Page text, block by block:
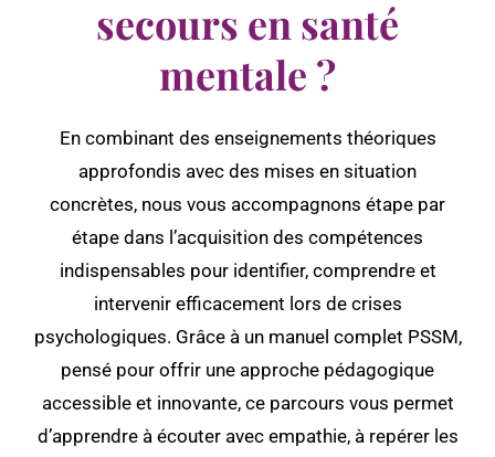
secours en santé
mentale ?
En combinant des enseignements théoriques
approfondis avec des mises en situation
concrètes, nous vous accompagnons étape par
étape dans l’acquisition des compétences
indispensables pour identifier, comprendre et
intervenir efficacement lors de crises
psychologiques. Grâce à un manuel complet PSSM,
pensé pour offrir une approche pédagogique
accessible et innovante, ce parcours vous permet
d’apprendre à écouter avec empathie, à repérer les